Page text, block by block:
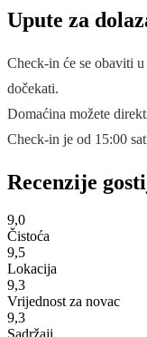
Upute za
Check-in će se obaviti
dočekati.
Domaćina možete
Check-in je od 15:00
Recenzije
9,0
Čistoća
9,5
Lokacija
9,3
Vrijednost za novac
9,3